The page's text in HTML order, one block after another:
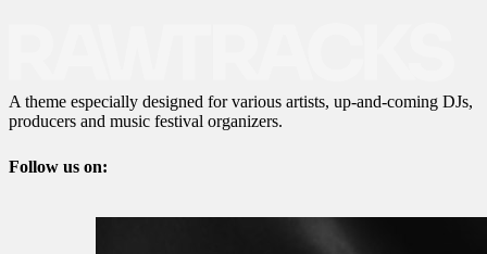
A theme especially designed for various artists, up-and-coming DJs,
producers and music festival organizers.
Follow us on: